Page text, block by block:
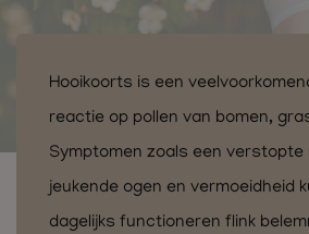
Hooikoorts is een
reactie op pollen van bomen,
Symptomen zoals een verstopte
jeukende ogen en vermoeidheid
dagelijks functioneren flink